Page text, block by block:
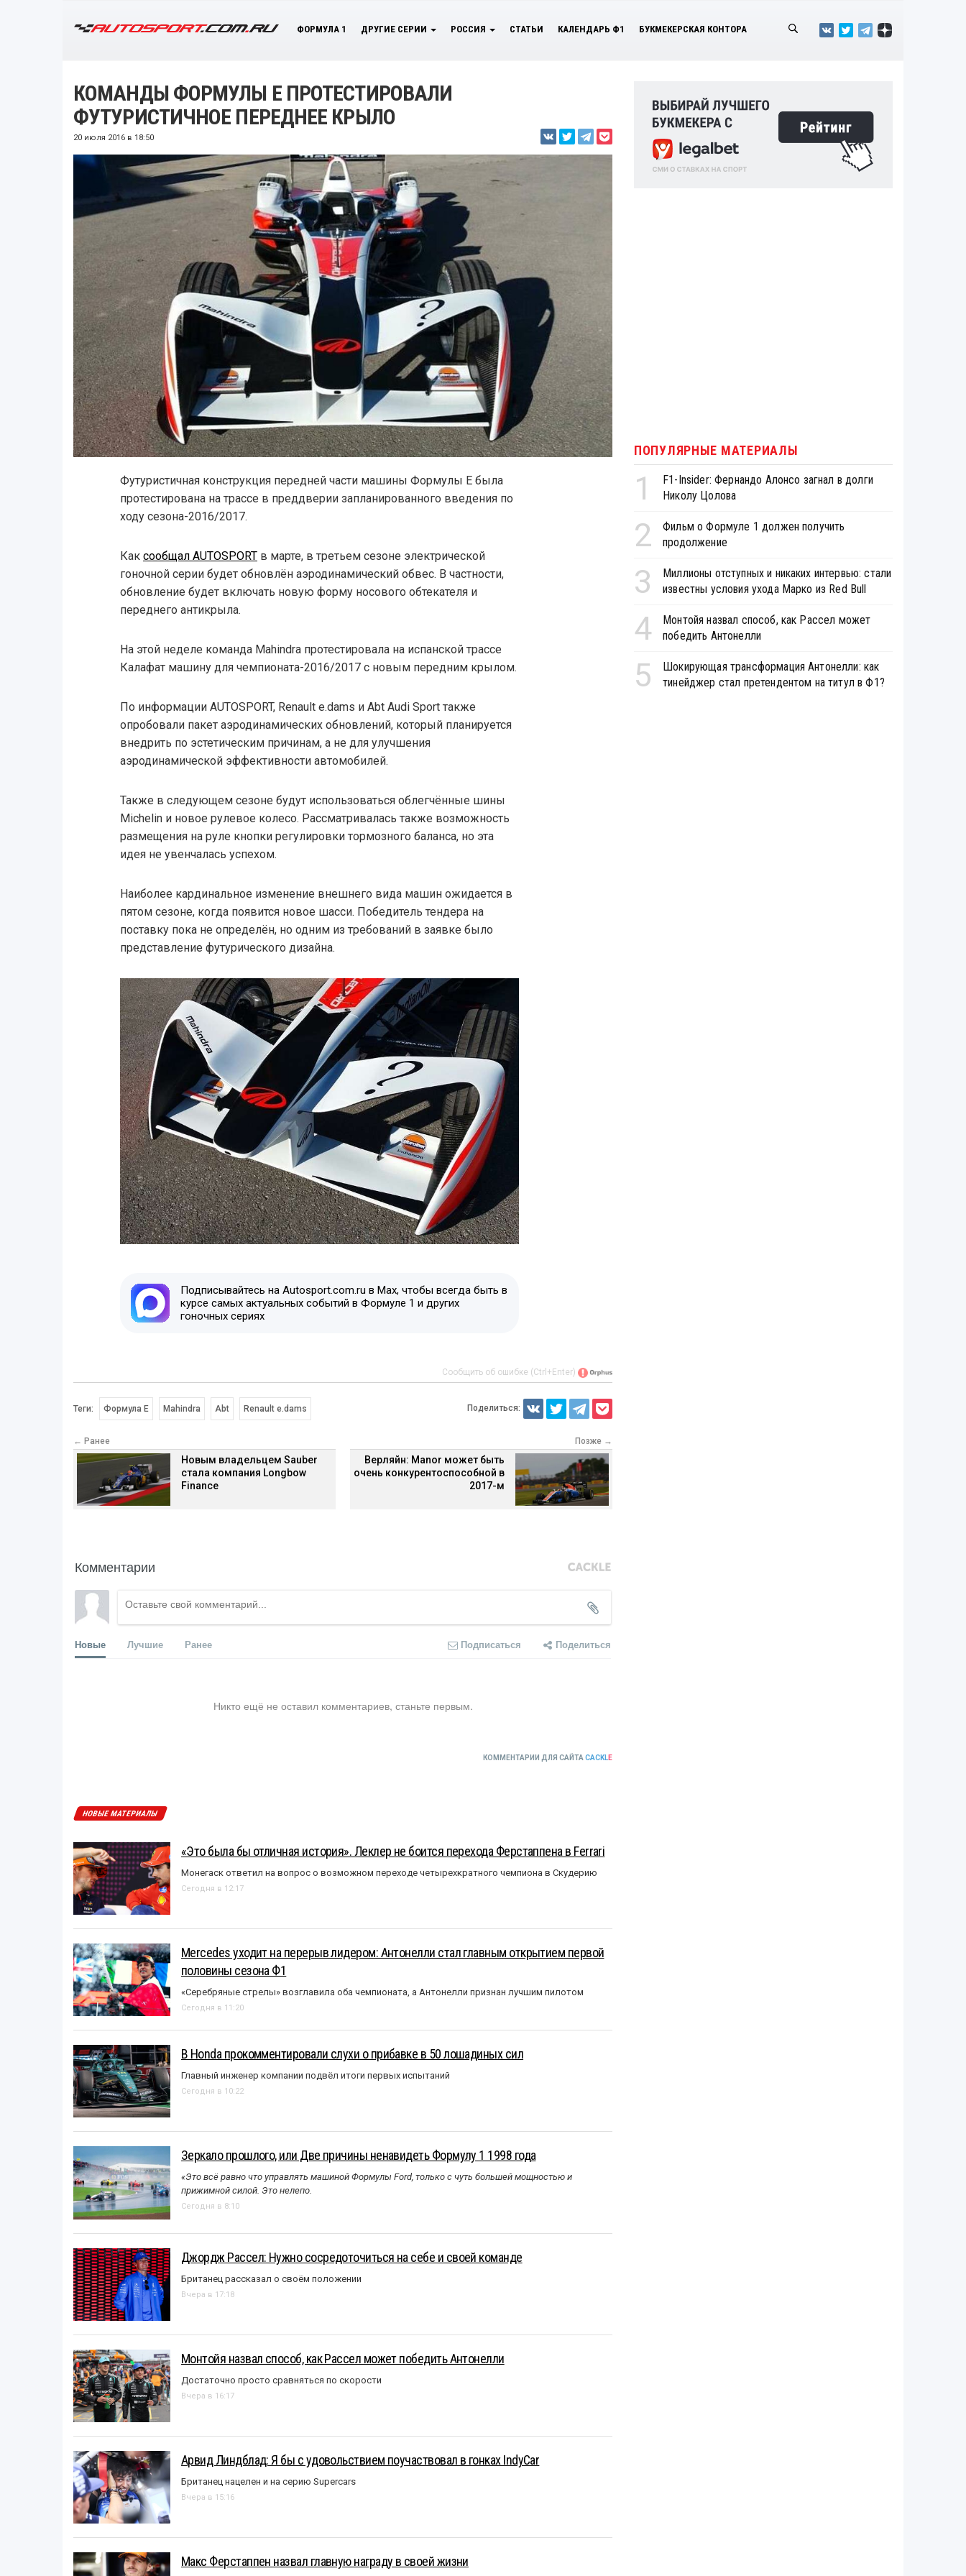
ФОРМУЛА 1 ДРУГИЕ СЕРИИ РОССИЯ СТАТЬИ КАЛЕНДАРЬ Ф1 БУКМЕКЕРСКАЯ КОНТОРА
КОМАНДЫ ФОРМУЛЫ E ПРОТЕСТИРОВАЛИ
ФУТУРИСТИЧНОЕ ПЕРЕДНЕЕ КРЫЛО
20 июля 2016 в 18:50
Футуристичная конструкция передней части машины Формулы E была
протестирована на трассе в преддверии запланированного введения по
ходу сезона-2016/2017.
Как сообщал AUTOSPORTв марте, в третьем сезоне электрической
гоночной серии будет обновлён аэродинамический обвес. В частности,
обновление будет включать новую форму носового обтекателя и
переднего антикрыла.
На этой неделе команда Mahindra протестировала на испанской трассе
Калафат машину для чемпионата-2016/2017 с новым передним крылом.
По информации AUTOSPORT, Renault e.dams и Abt Audi Sport также
опробовали пакет аэродинамических обновлений, который планируется
внедрить по эстетическим причинам, а не для улучшения
аэродинамической эффективности автомобилей.
Также в следующем сезоне будут использоваться облегчённые шины
Michelin и новое рулевое колесо. Рассматривалась также возможность
размещения на руле кнопки регулировки тормозного баланса, но эта
идея не увенчалась успехом.
Наиболее кардинальное изменение внешнего вида машин ожидается в
пятом сезоне, когда появится новое шасси. Победитель тендера на
поставку пока не определён, но одним из требований в заявке было
представление футурического дизайна.
Подписывайтесь на Autosport.com.ru в Max, чтобы всегда быть в
курсе самых актуальных событий в Формуле 1 и других
гоночных сериях
Сообщить об ошибке (Ctrl+Enter)
Теги: Формула E Mahindra Abt Renault e.dams Поделиться:
← Ранее
Новым владельцем Sauber
стала компания Longbow
Finance
Позже →
Верляйн: Manor может быть
очень конкурентоспособной в
2017-м
Комментарии
Новые Лучшие Ранее Подписаться Поделиться
Никто ещё не оставил комментариев, станьте первым.
КОММЕНТАРИИ ДЛЯ САЙТА CACKLE
НОВЫЕ МАТЕРИАЛЫ
«Это была бы отличная история». Леклер не боится перехода Ферстаппена в Ferrari
Монегаск ответил на вопрос о возможном переходе четырехкратного чемпиона в Скудерию
Сегодня в 12:17
Mercedes уходит на перерыв лидером: Антонелли стал главным открытием первой
половины сезона Ф1
«Серебряные стрелы» возглавила оба чемпионата, а Антонелли признан лучшим пилотом
Сегодня в 11:20
В Honda прокомментировали слухи о прибавке в 50 лошадиных сил
Главный инженер компании подвёл итоги первых испытаний
Сегодня в 10:22
Зеркало прошлого, или Две причины ненавидеть Формулу 1 1998 года
«Это всё равно что управлять машиной Формулы Ford, только с чуть большей мощностью и
прижимной силой. Это нелепо.
Сегодня в 8:10
Джордж Рассел: Нужно сосредоточиться на себе и своей команде
Британец рассказал о своём положении
Вчера в 17:18
Монтойя назвал способ, как Рассел может победить Антонелли
Достаточно просто сравняться по скорости
Вчера в 16:17
Арвид Линдблад: Я бы с удовольствием поучаствовал в гонках IndyCar
Британец нацелен и на серию Supercars
Вчера в 15:16
Макс Ферстаппен назвал главную награду в своей жизни
ПОПУЛЯРНЫЕ МАТЕРИАЛЫ
1
F1-Insider: Фернандо Алонсо загнал в долги
Николу Цолова
2
Фильм о Формуле 1 должен получить
продолжение
3
Миллионы отступных и никаких интервью: стали
известны условия ухода Марко из Red Bull
4
Монтойя назвал способ, как Рассел может
победить Антонелли
5
Шокирующая трансформация Антонелли: как
тинейджер стал претендентом на титул в Ф1?